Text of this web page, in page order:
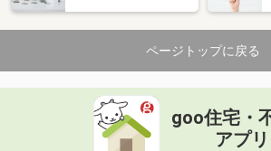
ページトップに戻る
goo住宅・
アプリ